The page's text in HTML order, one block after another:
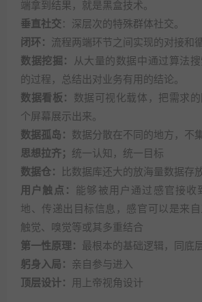
端拿到结果，就是黑盒技术。
垂直社交 ：深层次的特殊群体社交。
闭环： 流程两端环节之间实现的对接和
数据挖掘：
从大量的数据中通过算法
的过程，总结出对业务有用的结论。
数据看板： 数据可视化载体，把需求
个屏幕展示出来。
数据孤岛： 数据分散在不同的地方，不
思想拉齐； 统一认知，统一目标
数据仓：
比数据库还大的放海量数据存
用户触点： 能够被用户通过感官接收
地、传递出目标信息，感官可以是来自
触觉、嗅觉等或其多重结合
第一性原理： 最根本的基础逻辑，同底
躬身入局： 亲自参与进入
顶层设计：
用上帝视角设计